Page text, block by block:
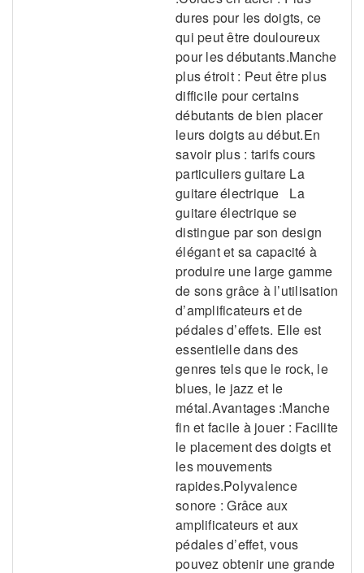
dures pour les doigts, ce
qui peut être douloureux
pour les débutants.Manche
plus étroit : Peut être plus
difficile pour certains
débutants de bien placer
leurs doigts au début.En
savoir plus : tarifs cours
particuliers guitare La
guitare électrique La
guitare électrique se
distingue par son design
élégant et sa capacité à
produire une large gamme
de sons grâce à l’utilisation
d’amplificateurs et de
pédales d’effets. Elle est
essentielle dans des
genres tels que le rock, le
blues, le jazz et le
métal.Avantages :Manche
fin et facile à jouer : Facilite
le placement des doigts et
les mouvements
rapides.Polyvalence
sonore : Grâce aux
amplificateurs et aux
pédales d’effet, vous
pouvez obtenir une grande